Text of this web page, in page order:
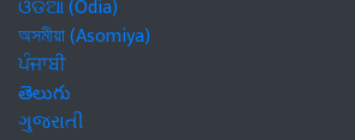
ଓଡିଆ (Odia)
অসমীয়া (Asomiya)
ਪੰਜਾਬੀ
తెలుగు
ગુજરાતી